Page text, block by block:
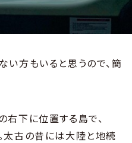
い方もいると思うので、簡
右下に位置する島で、
太古の昔には大陸と地続